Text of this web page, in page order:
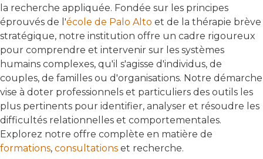
la recherche appliquée. Fondée sur les principes
éprouvés de l'école de Palo Alto et de la thérapie brève
stratégique, notre institution offre un cadre rigoureux
pour comprendre et intervenir sur les systèmes
humains complexes, qu'il s'agisse d'individus, de
couples, de familles ou d'organisations. Notre démarche
vise à doter professionnels et particuliers des outils les
plus pertinents pour identifier, analyser et résoudre les
difficultés relationnelles et comportementales.
Explorez notre offre complète en matière de
formations, consultations et recherche.